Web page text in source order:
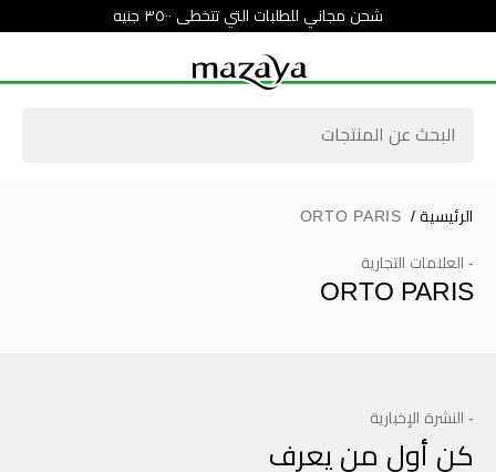
شحن مجاني للطلبات التي تتخطى ٣٥٠٠ جنيه
الرئيسية /
ORTO PARIS
- العلامات التجارية
ORTO PARIS
- النشرة الإخبارية
كن أول من يعرف